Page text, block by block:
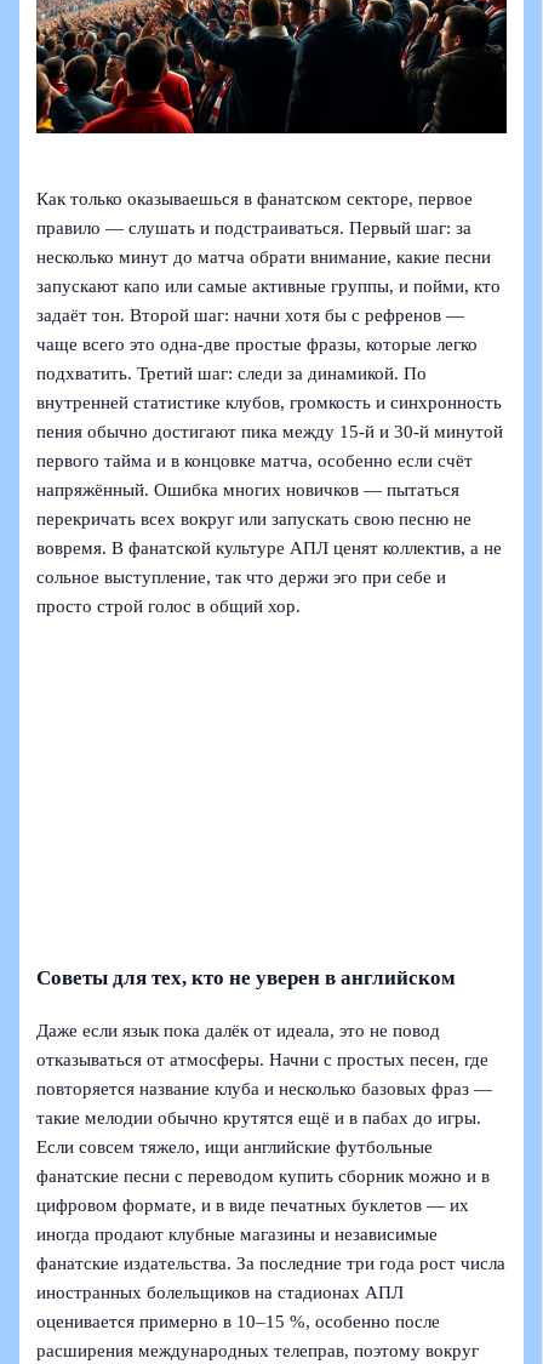
Как только оказываешься в фанатском секторе, первое
правило — слушать и подстраиваться. Первый шаг: за
несколько минут до матча обрати внимание, какие песни
запускают капо или самые активные группы, и пойми, кто
задаёт тон. Второй шаг: начни хотя бы с рефренов —
чаще всего это одна-две простые фразы, которые легко
подхватить. Третий шаг: следи за динамикой. По
внутренней статистике клубов, громкость и синхронность
пения обычно достигают пика между 15-й и 30-й минутой
первого тайма и в концовке матча, особенно если счёт
напряжённый. Ошибка многих новичков — пытаться
перекричать всех вокруг или запускать свою песню не
вовремя. В фанатской культуре АПЛ ценят коллектив, а не
сольное выступление, так что держи эго при себе и
просто строй голос в общий хор.
Советы для тех, кто не уверен в английском
Даже если язык пока далёк от идеала, это не повод
отказываться от атмосферы. Начни с простых песен, где
повторяется название клуба и несколько базовых фраз —
такие мелодии обычно крутятся ещё и в пабах до игры.
Если совсем тяжело, ищи английские футбольные
фанатские песни с переводом купить сборник можно и в
цифровом формате, и в виде печатных буклетов — их
иногда продают клубные магазины и независимые
фанатские издательства. За последние три года рост числа
иностранных болельщиков на стадионах АПЛ
оценивается примерно в 10–15 %, особенно после
расширения международных телеправ, поэтому вокруг